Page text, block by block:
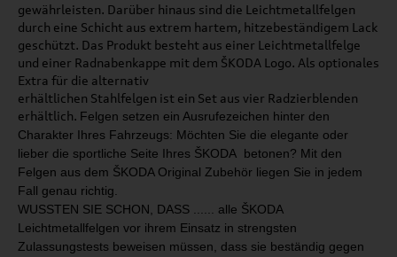
gewährleisten. Darüber hinaus sind die Leichtmetallfelgen
durch eine Schicht aus extrem hartem, hitzebeständigem Lack
geschützt. Das Produkt besteht aus einer Leichtmetallfelge
und einer Radnabenkappe mit dem ŠKODA Logo. Als optionales
Extra für die alternativ
erhältlichen Stahlfelgen ist ein Set aus vier Radzierblenden
erhältlich. Felgen setzen ein Ausrufezeichen hinter den
Charakter Ihres Fahrzeugs: Möchten Sie die elegante oder
lieber die sportliche Seite Ihres ŠKODA betonen? Mit den
Felgen aus dem ŠKODA Original Zubehör liegen Sie in jedem
Fall genau richtig.
WUSSTEN SIE SCHON, DASS ...
... alle ŠKODA
Leichtmetallfelgen vor ihrem Einsatz in strengsten
Zulassungstests beweisen müssen, dass sie beständig gegen